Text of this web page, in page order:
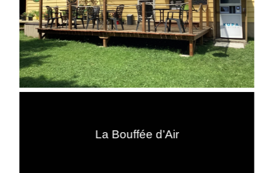
La Bouffée d’Air